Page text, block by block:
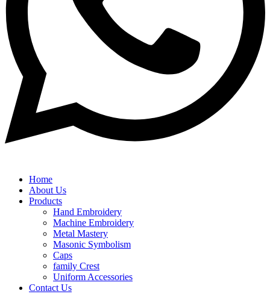
Home
About Us
Products
Hand Embroidery
Machine Embroidery
Metal Mastery
Masonic Symbolism
Caps
family Crest
Uniform Accessories
Contact Us